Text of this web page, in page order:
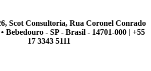
Scot Consultoria, Rua Coronel Conrado
Bebedouro - SP - Brasil - 14701-000 | +55
17 3343 5111